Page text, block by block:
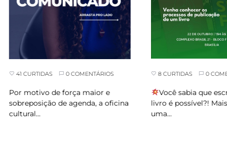
0 COMENTÁRIOS
de força maior e
de agenda, a oficina
8 CURTIDAS 0 COMENTÁRIOS
Você sabia que escrever um
livro é possível?! Mais do que